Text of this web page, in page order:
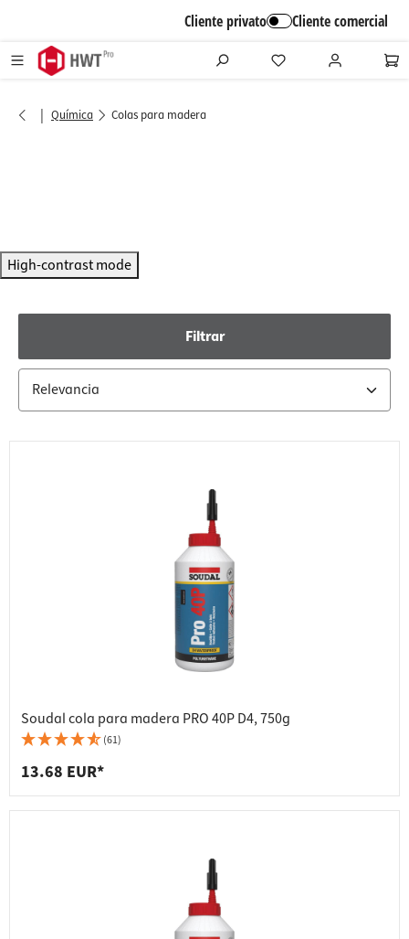
Cliente privato Cliente comercial
| Química Colas para madera
High-contrast mode
Filtrar
Soudal cola para madera PRO 40P D4, 750g
(61)
13.68 EUR*